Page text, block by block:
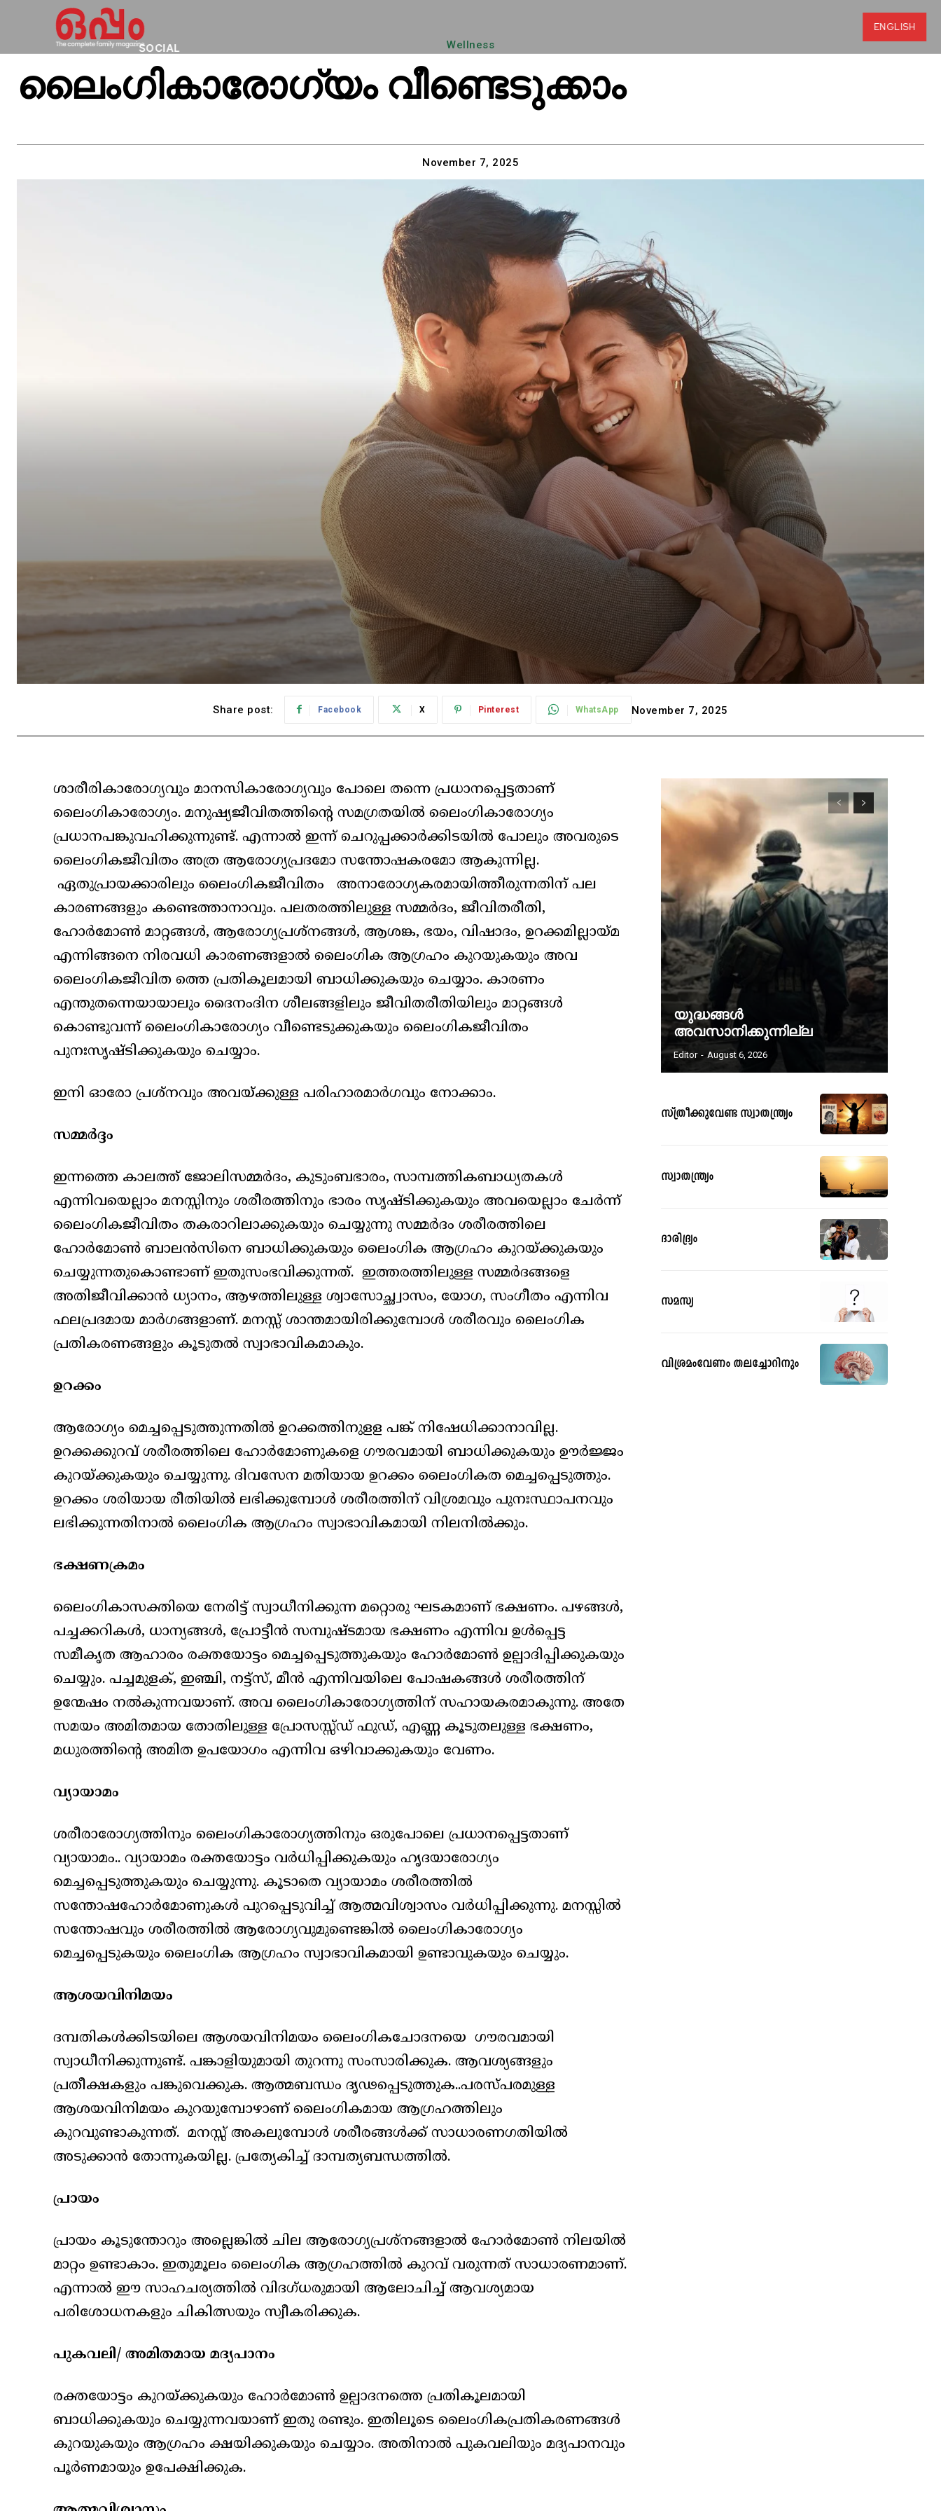
SOCIAL
ENGLISH
Wellness
ലൈംഗികാരോഗ്യം വീണ്ടെടുക്കാം
November 7, 2025
Share post: Facebook X Pinterest WhatsApp November 7, 2025
ശാരീരികാരോഗ്യവും മാനസികാരോഗ്യവും പോലെ തന്നെ പ്രധാനപ്പെട്ടതാണ്
ലൈംഗികാരോഗ്യം. മനുഷ്യജീവിതത്തിന്റെ സമഗ്രതയിൽ ലൈംഗികാരോഗ്യം
പ്രധാനപങ്കുവഹിക്കുന്നുണ്ട്. എന്നാൽ ഇന്ന് ചെറുപ്പക്കാർക്കിടയിൽ പോലും അവരുടെ
ലൈംഗികജീവിതം അത്ര ആരോഗ്യപ്രദമോ സന്തോഷകരമോ ആകുന്നില്ല.
ഏതുപ്രായക്കാരിലും ലൈംഗികജീവിതം അനാരോഗ്യകരമായിത്തീരുന്നതിന് പല
കാരണങ്ങളും കണ്ടെത്താനാവും. പലതരത്തിലുള്ള സമ്മർദം, ജീവിതരീതി,
ഹോർമോൺ മാറ്റങ്ങൾ, ആരോഗ്യപ്രശ്നങ്ങൾ, ആശങ്ക, ഭയം, വിഷാദം, ഉറക്കമില്ലായ്മ
എന്നിങ്ങനെ നിരവധി കാരണങ്ങളാൽ ലൈംഗിക ആഗ്രഹം കുറയുകയും അവ
ലൈംഗികജീവിത ത്തെ പ്രതികൂലമായി ബാധിക്കുകയും ചെയ്യാം. കാരണം
എന്തുതന്നെയായാലും ദൈനംദിന ശീലങ്ങളിലും ജീവിതരീതിയിലും മാറ്റങ്ങൾ
കൊണ്ടുവന്ന് ലൈംഗികാരോഗ്യം വീണ്ടെടുക്കുകയും ലൈംഗികജീവിതം
പുനഃസൃഷ്ടിക്കുകയും ചെയ്യാം.
ഇനി ഓരോ പ്രശ്നവും അവയ്ക്കുള്ള പരിഹാരമാർഗവും നോക്കാം.
സമ്മർദ്ദം
ഇന്നത്തെ കാലത്ത് ജോലിസമ്മർദം, കുടുംബഭാരം, സാമ്പത്തികബാധ്യതകൾ
എന്നിവയെല്ലാം മനസ്സിനും ശരീരത്തിനും ഭാരം സൃഷ്ടിക്കുകയും അവയെല്ലാം ചേർന്ന്
ലൈംഗികജീവിതം തകരാറിലാക്കുകയും ചെയ്യുന്നു സമ്മർദം ശരീരത്തിലെ
ഹോർമോൺ ബാലൻസിനെ ബാധിക്കുകയും ലൈംഗിക ആഗ്രഹം കുറയ്ക്കുകയും
ചെയ്യുന്നതുകൊണ്ടാണ് ഇതുസംഭവിക്കുന്നത്. ഇത്തരത്തിലുള്ള സമ്മർദങ്ങളെ
അതിജീവിക്കാൻ ധ്യാനം, ആഴത്തിലുള്ള ശ്വാസോച്ഛ്വാസം, യോഗ, സംഗീതം എന്നിവ
ഫലപ്രദമായ മാർഗങ്ങളാണ്. മനസ്സ് ശാന്തമായിരിക്കുമ്പോൾ ശരീരവും ലൈംഗിക
പ്രതികരണങ്ങളും കൂടുതൽ സ്വാഭാവികമാകും.
ഉറക്കം
ആരോഗ്യം മെച്ചപ്പെടുത്തുന്നതിൽ ഉറക്കത്തിനുളള പങ്ക് നിഷേധിക്കാനാവില്ല.
ഉറക്കക്കുറവ് ശരീരത്തിലെ ഹോർമോണുകളെ ഗൗരവമായി ബാധിക്കുകയും ഊർജ്ജം
കുറയ്ക്കുകയും ചെയ്യുന്നു. ദിവസേന മതിയായ ഉറക്കം ലൈംഗികത മെച്ചപ്പെടുത്തും.
ഉറക്കം ശരിയായ രീതിയിൽ ലഭിക്കുമ്പോൾ ശരീരത്തിന് വിശ്രമവും പുനഃസ്ഥാപനവും
ലഭിക്കുന്നതിനാൽ ലൈംഗിക ആഗ്രഹം സ്വാഭാവികമായി നിലനിൽക്കും.
ഭക്ഷണക്രമം
ലൈംഗികാസക്തിയെ നേരിട്ട് സ്വാധീനിക്കുന്ന മറ്റൊരു ഘടകമാണ് ഭക്ഷണം. പഴങ്ങൾ,
പച്ചക്കറികൾ, ധാന്യങ്ങൾ, പ്രോട്ടീൻ സമ്പുഷ്ടമായ ഭക്ഷണം എന്നിവ ഉൾപ്പെട്ട
സമീകൃത ആഹാരം രക്തയോട്ടം മെച്ചപ്പെടുത്തുകയും ഹോർമോൺ ഉല്പാദിപ്പിക്കുകയും
ചെയ്യും. പച്ചമുളക്, ഇഞ്ചി, നട്ട്സ്, മീൻ എന്നിവയിലെ പോഷകങ്ങൾ ശരീരത്തിന്
ഉന്മേഷം നൽകുന്നവയാണ്. അവ ലൈംഗികാരോഗ്യത്തിന് സഹായകരമാകുന്നു. അതേ
സമയം അമിതമായ തോതിലുള്ള പ്രോസസ്സ്ഡ് ഫുഡ്, എണ്ണ കൂടുതലുള്ള ഭക്ഷണം,
മധുരത്തിന്റെ അമിത ഉപയോഗം എന്നിവ ഒഴിവാക്കുകയും വേണം.
വ്യായാമം
ശരീരാരോഗ്യത്തിനും ലൈംഗികാരോഗ്യത്തിനും ഒരുപോലെ പ്രധാനപ്പെട്ടതാണ്
വ്യായാമം.. വ്യായാമം രക്തയോട്ടം വർധിപ്പിക്കുകയും ഹൃദയാരോഗ്യം
മെച്ചപ്പെടുത്തുകയും ചെയ്യുന്നു. കൂടാതെ വ്യായാമം ശരീരത്തിൽ
സന്തോഷഹോർമോണുകൾ പുറപ്പെടുവിച്ച് ആത്മവിശ്വാസം വർധിപ്പിക്കുന്നു. മനസ്സിൽ
സന്തോഷവും ശരീരത്തിൽ ആരോഗ്യവുമുണ്ടെങ്കിൽ ലൈംഗികാരോഗ്യം
മെച്ചപ്പെടുകയും ലൈംഗിക ആഗ്രഹം സ്വാഭാവികമായി ഉണ്ടാവുകയും ചെയ്യും.
ആശയവിനിമയം
ദമ്പതികൾക്കിടയിലെ ആശയവിനിമയം ലൈംഗികചോദനയെ ഗൗരവമായി
സ്വാധീനിക്കുന്നുണ്ട്. പങ്കാളിയുമായി തുറന്നു സംസാരിക്കുക. ആവശ്യങ്ങളും
പ്രതീക്ഷകളും പങ്കുവെക്കുക. ആത്മബന്ധം ദൃഢപ്പെടുത്തുക..പരസ്പരമുള്ള
ആശയവിനിമയം കുറയുമ്പോഴാണ് ലൈംഗികമായ ആഗ്രഹത്തിലും
കുറവുണ്ടാകുന്നത്. മനസ്സ് അകലുമ്പോൾ ശരീരങ്ങൾക്ക് സാധാരണഗതിയിൽ
അടുക്കാൻ തോന്നുകയില്ല. പ്രത്യേകിച്ച് ദാമ്പത്യബന്ധത്തിൽ.
പ്രായം
പ്രായം കൂടുന്തോറും അല്ലെങ്കിൽ ചില ആരോഗ്യപ്രശ്നങ്ങളാൽ ഹോർമോൺ നിലയിൽ
മാറ്റം ഉണ്ടാകാം. ഇതുമൂലം ലൈംഗിക ആഗ്രഹത്തിൽ കുറവ് വരുന്നത് സാധാരണമാണ്.
എന്നാൽ ഈ സാഹചര്യത്തിൽ വിദഗ്ധരുമായി ആലോചിച്ച് ആവശ്യമായ
പരിശോധനകളും ചികിത്സയും സ്വീകരിക്കുക.
പുകവലി/ അമിതമായ മദ്യപാനം
രക്തയോട്ടം കുറയ്ക്കുകയും ഹോർമോൺ ഉല്പാദനത്തെ പ്രതികൂലമായി
ബാധിക്കുകയും ചെയ്യുന്നവയാണ് ഇതു രണ്ടും. ഇതിലൂടെ ലൈംഗികപ്രതികരണങ്ങൾ
കുറയുകയും ആഗ്രഹം ക്ഷയിക്കുകയും ചെയ്യാം. അതിനാൽ പുകവലിയും മദ്യപാനവും
പൂർണമായും ഉപേക്ഷിക്കുക.
യുദ്ധങ്ങൾ
അവസാനിക്കുന്നില്ല
Editor - August 6, 2026
സ്ത്രീക്കുവേണ്ട സ്വാതന്ത്ര്യം
സ്വാതന്ത്ര്യം
ദാരിദ്ര്യം
സമസ്യ
വിശ്രമംവേണം തലച്ചോറിനും